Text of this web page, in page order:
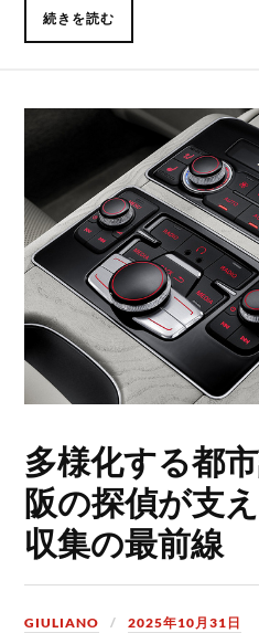
続きを読む
多様化する都
阪の探偵が支
収集の最前線
GIULIANO 2025年10月31日